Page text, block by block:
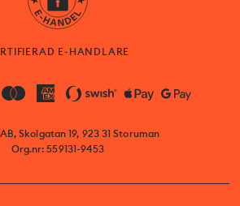
E-HANDLARE
Skolgatan 19, 923 31 Storuman
Org.nr: 559131-9453